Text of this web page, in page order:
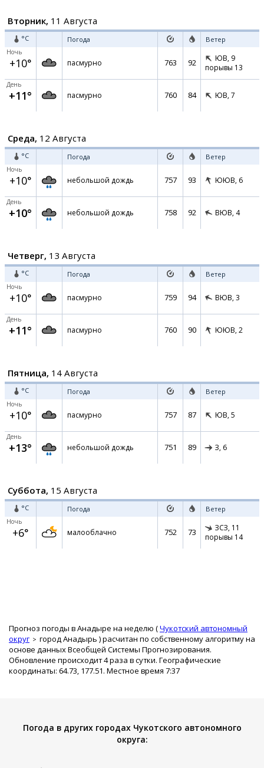
Вторник, 11 Августа
°C Погода Ветер
Ночь
+10° пасмурно 763 92 ЮВ, 9
порывы 13
День
+11° пасмурно 760 84 ЮВ, 7
Среда, 12 Августа
°C Погода Ветер
Ночь
+10° небольшой дождь 757 93 ЮЮВ, 6
День
+10° небольшой дождь 758 92 ВЮВ, 4
Четверг, 13 Августа
°C Погода Ветер
Ночь
+10° пасмурно 759 94 ВЮВ, 3
День
+11° пасмурно 760 90 ЮЮВ, 2
Пятница, 14 Августа
°C Погода Ветер
Ночь
+10° пасмурно 757 87 ЮВ, 5
День
+13° небольшой дождь 751 89 З, 6
Суббота, 15 Августа
°C Погода Ветер
Ночь
+6° малооблачно 752 73 ЗСЗ, 11
порывы 14
Прогноз погоды в Анадыре на неделю (Чукотский автономный
округ
город Анадырь ) расчитан по собственному алгоритму на
основе данных Всеобщей Системы Прогнозирования.
Обновление происходит 4 раза в сутки. Географические
координаты: 64.73, 177.51. Местное время 7:37
Погода в других городах Чукотского автономного
округа: